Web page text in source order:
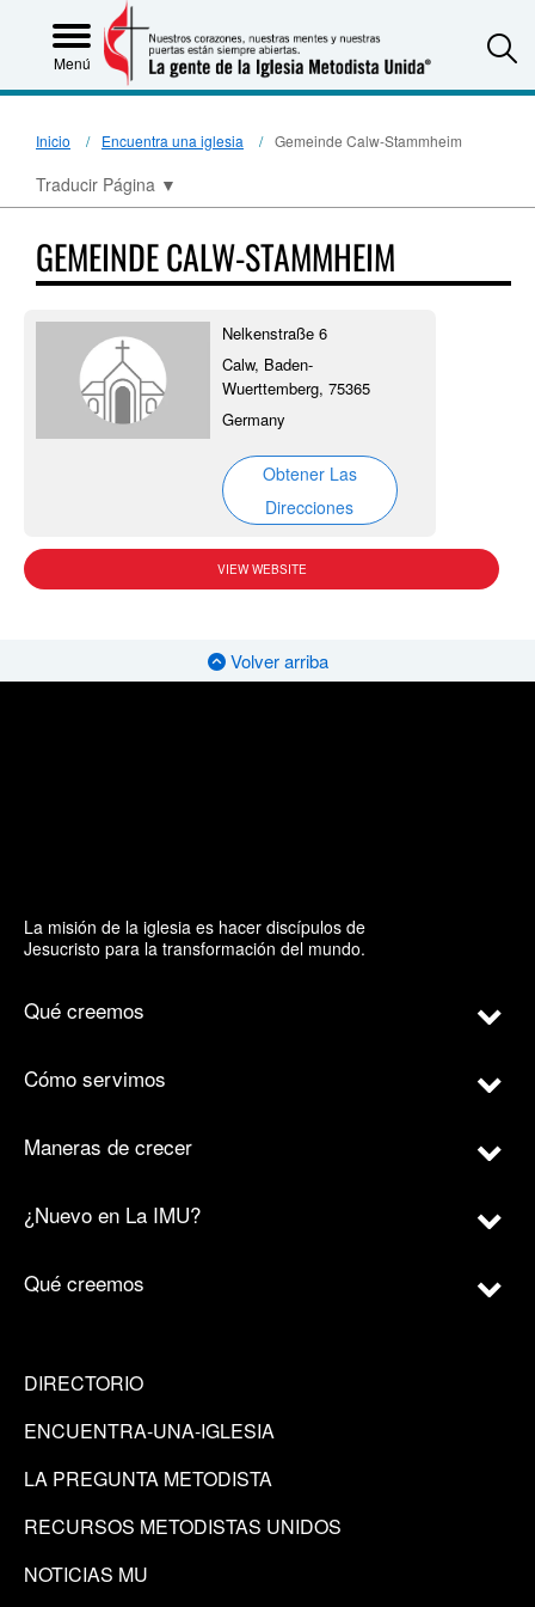
Menú
Inicio Encuentra una iglesia Gemeinde Calw-Stammheim
Traducir Página ▼
GEMEINDE CALW-STAMMHEIM
Nelkenstraße 6
Calw, Baden-
Wuerttemberg, 75365
Germany
Obtener Las
Direcciones
VIEW WEBSITE
Volver arriba
La misión de la iglesia es hacer discípulos de
Jesucristo para la transformación del mundo.
Qué creemos
Cómo servimos
Maneras de crecer
¿Nuevo en La IMU?
Qué creemos
DIRECTORIO
ENCUENTRA-UNA-IGLESIA
LA PREGUNTA METODISTA
RECURSOS METODISTAS UNIDOS
NOTICIAS MU